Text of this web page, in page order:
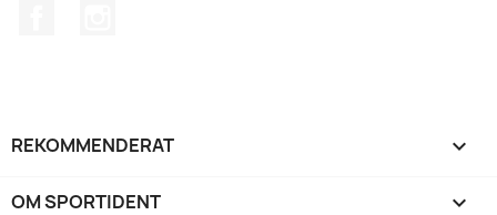
REKOMMENDERAT 
OM SPORTIDENT 